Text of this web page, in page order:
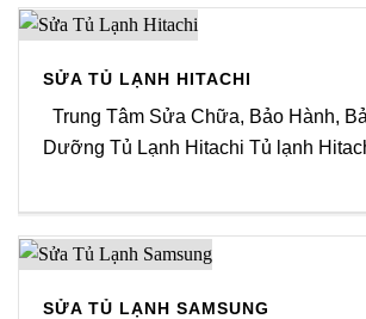
SỬA TỦ LẠNH HITACHI
Trung Tâm Sửa Chữa, Bảo Hành,
Dưỡng Tủ Lạnh Hitachi Tủ lạnh
SỬA TỦ LẠNH SAMSUNG